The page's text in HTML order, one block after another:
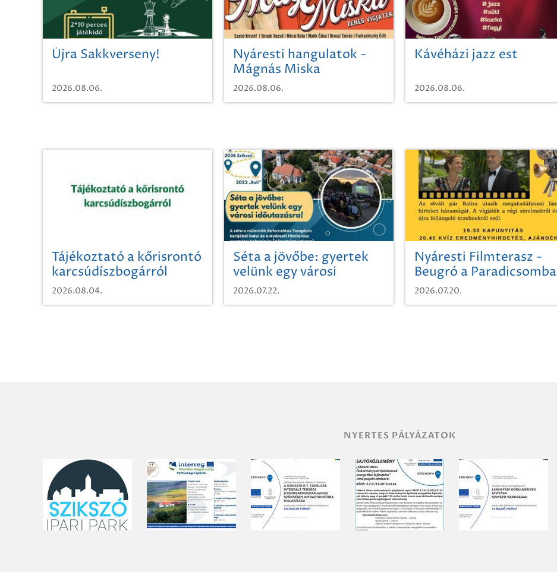
Újra Sakkverseny!
2026.08.06.
Nyáresti hangulatok -
Mágnás Miska
2026.08.06.
Kávéházi jazz est
2026.08.06.
Tájékoztató a kőrisrontó
karcsúdíszbogárról
2026.08.04.
Séta a jövőbe: gyertek
velünk egy városi
időutazásra!
2026.07.22.
Nyáresti Filmterasz -
Beugró a Paradicsomba
2026.07.20.
NYERTES PÁLYÁZATOK